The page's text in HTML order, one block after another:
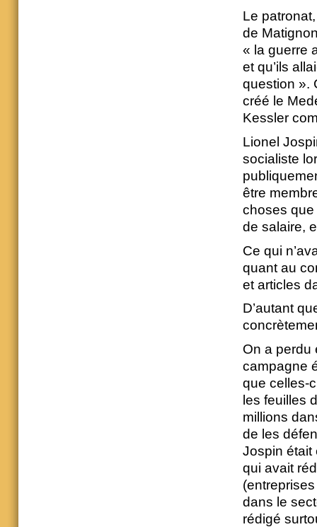
Le
de
« la guerre
et qu’ils
question ».
créé le
Kessler
Lionel
socialiste
être
choses que
de salaire,
Ce qui
quant au
et articles
D’autant
On a perdu
campagne
que celles-
les feuilles
millions
de les
Jospin était
qui avait
dans le
rédigé